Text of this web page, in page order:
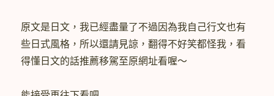
原文是日文，我已經盡量了不過因為我自己行文也有
些日式風格，所以還請見諒，翻得不好笑都怪我，看
得懂日文的話推薦移駕至原網址看喔～